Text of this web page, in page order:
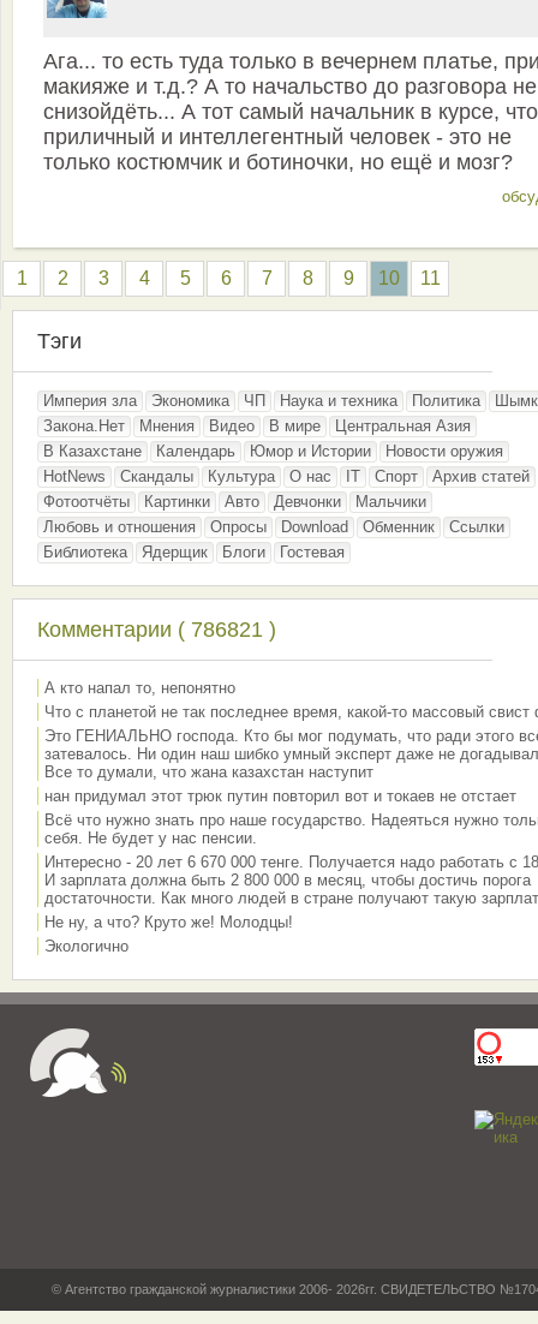
Ага... то есть туда только в вечернем платье,
макияже и т.д.? А то начальство до разговора не
снизойдёть... А тот самый начальник в курсе, что
приличный и интеллегентный человек - это не
только костюмчик и ботиночки, но ещё и мозг?
1 2 3 4 5 6 7 8 9 10 11
Тэги
Империя зла Экономика ЧП Наука и техника Политика
Закона.Нет
Мнения Видео В мире
Центральная Азия
В Казахстане
Календарь Юмор и Истории
Новости оружия
HotNews
Скандалы Культура О нас IT Спорт
Архив статей
Фотоотчёты
Картинки Авто Девчонки
Мальчики
Любовь и отношения
Опросы Download Обменник
Ссылки
Библиотека
Ядерщик Блоги Гостевая
Комментарии ( 786821 )
А кто напал то, непонятно
Что с планетой не так последнее время, какой-то массовый свист
Это ГЕНИАЛЬНО господа. Кто бы мог подумать, что ради этого
затевалось. Ни один наш шибко умный эксперт даже не
Все то думали, что жана казахстан наступит
нан придумал этот трюк путин повторил вот и токаев не отстает
Всё что нужно знать про наше государство. Надеяться нужно
себя. Не будет у нас пенсии.
Интересно - 20 лет 6 670 000 тенге. Получается надо работать с
И зарплата должна быть 2 800 000 в месяц, чтобы достичь порога
достаточности. Как много людей в стране получают такую
Не ну, а что? Круто же! Молодцы!
Экологично
© Агентство гражданской журналистики 2006- 2026гг. СВИДЕТЕЛЬСТВО